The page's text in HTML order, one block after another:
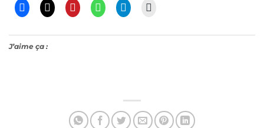
J’aime ça :